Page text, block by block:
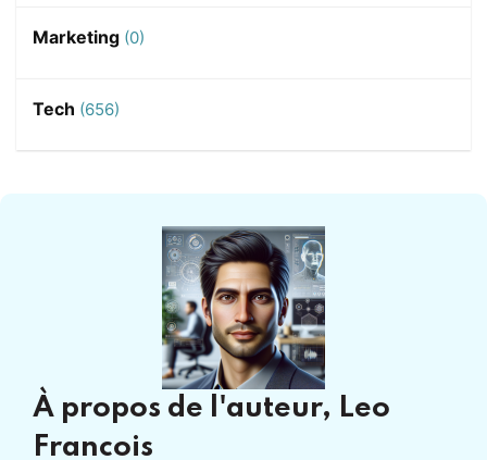
Marketing (0)
Tech (656)
À propos de l'auteur, Leo
Francois